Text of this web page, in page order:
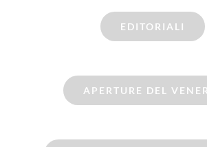
EDITORIALI
APERTURE DEL